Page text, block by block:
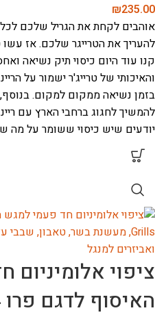
₪235.00
אוהבים לקחת את הגריל שלכם
להעריך את הטרייגר שלכם. אז
קנו עוד היום כיסוי תיק נשיאה
והאיכותי של טרייג'ר ישמור על
בזמן נשיאה ממקום למקום.
להמשיך לחגוג ברחבי הארץ עם
יודעים שיש כיסוי ששומר על מה
ציפוי
האיסוף לדגם פרו 34